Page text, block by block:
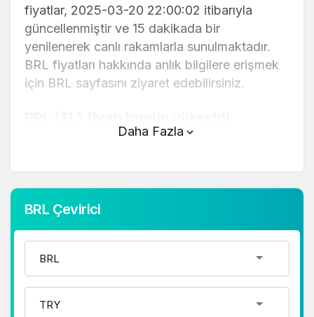
fiyatlar, 2025-03-20 22:00:02 itibarıyla
güncellenmiştir ve 15 dakikada bir
yenilenerek canlı rakamlarla sunulmaktadır.
BRL fiyatları hakkında anlık bilgilere erişmek
için BRL sayfasını ziyaret edebilirsiniz.
değişim göstermiştir..
üstünde yer alan çevirici aracını kullanarak
mevcut fiyatlar üzerinden hızlı ve kolay bir
şekilde çevirme işlemlerinizi
gerçekleştirebilirsiniz. BRL fiyatları hakkında
Daha Fazla
BRL Çevirici